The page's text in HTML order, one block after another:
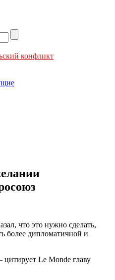
конфликт
что это нужно сделать,
более дипломатичной и
Le Monde главу